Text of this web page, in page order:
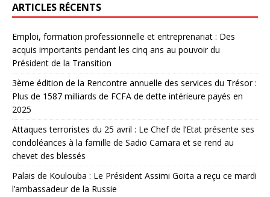
ARTICLES RÉCENTS
Emploi, formation professionnelle et entreprenariat : Des
acquis importants pendant les cinq ans au pouvoir du
Président de la Transition
3ème édition de la Rencontre annuelle des services du Trésor :
Plus de 1587 milliards de FCFA de dette intérieure payés en
2025
Attaques terroristes du 25 avril : Le Chef de l’Etat présente ses
condoléances à la famille de Sadio Camara et se rend au
chevet des blessés
Palais de Koulouba : Le Président Assimi Goïta a reçu ce mardi
l’ambassadeur de la Russie